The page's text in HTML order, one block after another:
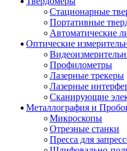
Стационарные
Портативные
Автоматические
Оптические
Профилометры
Лазерные трекеры
Лазерные
Сканирующие
Металлография и
Микроскопы
Отрезные станки
Пресса для